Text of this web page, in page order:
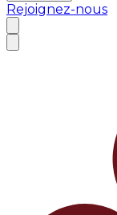
Rejoignez-nous